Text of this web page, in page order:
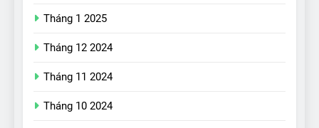
Tháng 1 2025
Tháng 12 2024
Tháng 11 2024
Tháng 10 2024